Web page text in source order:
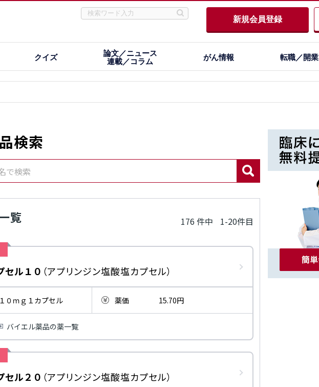
新規会員登録
クイズ
論文／ニュース
連載／コラム
がん情報 転職／開業
検索
で検索
覧 176 件中 1-20件目
セル１０ （アプリンジン塩酸塩カプセル）
１０ｍｇ１カプセル 薬価 15.70円
バイエル薬品の薬一覧
セル２０ （アプリンジン塩酸塩カプセル）